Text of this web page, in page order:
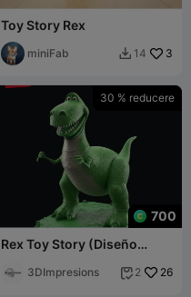
Toy Story Rex
miniFab  14 3
30 % reducere
700
Rex Toy Story (Diseño
3DImpresions  2 26